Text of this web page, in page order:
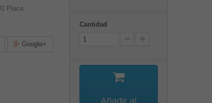
Placa
Google+
Cantidad
Añadir al